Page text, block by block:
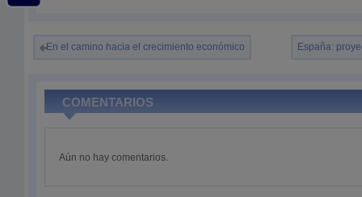
En el camino hacia el crecimiento económico España:
COMENTARIOS
Aún no hay comentarios.